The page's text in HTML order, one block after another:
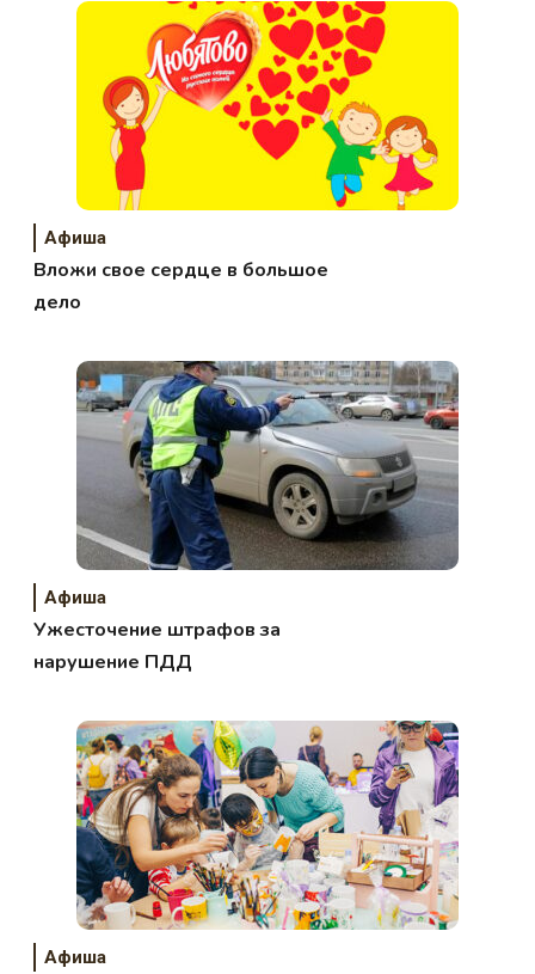
Афиша
Вложи свое сердце в большое
дело
Афиша
Ужесточение штрафов за
нарушение ПДД
Афиша